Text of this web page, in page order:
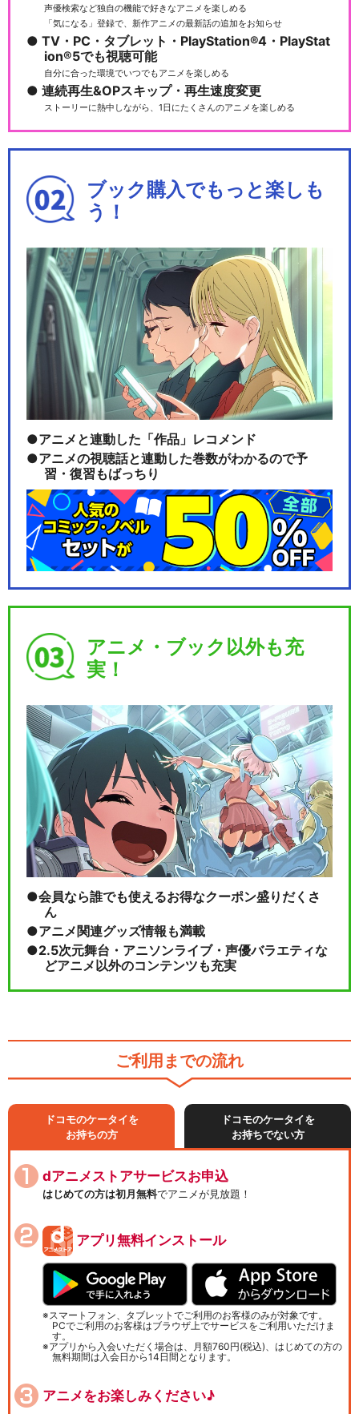
声優検索など独自の機能で好きなアニメを楽しめる
「気になる」登録で、新作アニメの最新話の追加をお知らせ
TV・PC・タブレット・PlayStation®4・PlayStat
ion®5でも視聴可能
自分に合った環境でいつでもアニメを楽しめる
連続再生&OPスキップ・再生速度変更
ストーリーに熱中しながら、1日にたくさんのアニメを楽しめる
ブック購入でもっと楽しも
う！
アニメと連動した「作品」レコメンド
アニメの視聴話と連動した巻数がわかるので予
習・復習もばっちり
アニメ・ブック以外も充
実！
会員なら誰でも使えるお得なクーポン盛りだくさ
ん
アニメ関連グッズ情報も満載
2.5次元舞台・アニソンライブ・声優バラエティな
どアニメ以外のコンテンツも充実
ご利用までの流れ
ドコモのケータイを
お持ちの方
ドコモのケータイを
お持ちでない方
dアニメストアサービスお申込
はじめての方は初月無料でアニメが見放題！
アプリ無料インストール
スマートフォン、タブレットでご利用のお客様のみが対象です。
PCでご利用のお客様はブラウザ上でサービスをご利用いただけま
す。
アプリから入会いただく場合は、月額760円(税込)、はじめての方の
無料期間は入会日から14日間となります。
アニメをお楽しみください♪